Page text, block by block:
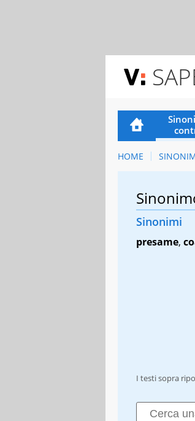
HOME
Sinonimi
presame,
I testi sopra